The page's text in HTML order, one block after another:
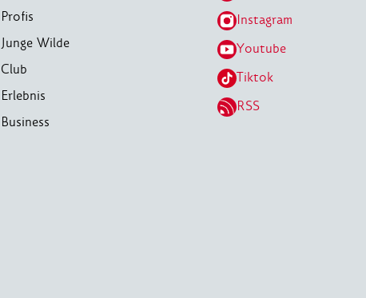
Profis
Junge Wilde
Club
Erlebnis
Business
Instagram
Youtube
Tiktok
RSS